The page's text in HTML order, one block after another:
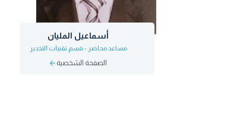
أسماعيل المليان
مساعد محاضر - قسم تقنيات التخدير
الصفحة الشخصية